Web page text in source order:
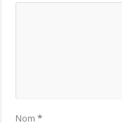
Nom*